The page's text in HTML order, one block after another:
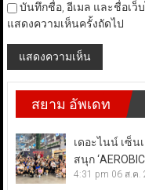
บันทึกชื่อ, อีเมล และชื่อเว็
แสดงความเห็นครั้งถัดไป
สยาม อัพเดท
เดอะไนน์ เซ็น
สนุก
4:31 pm 06 ส.ค.